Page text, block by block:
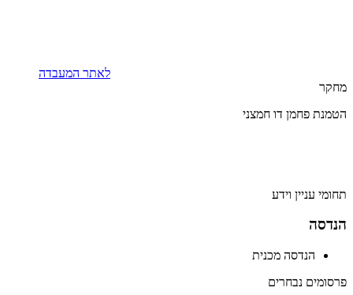
לאתר המעבדה
מחקר
הטמנת פחמן דו חמצני
תחומי עניין וידע
הנדסה
הנדסה מכנית
פרסומים נבחרים